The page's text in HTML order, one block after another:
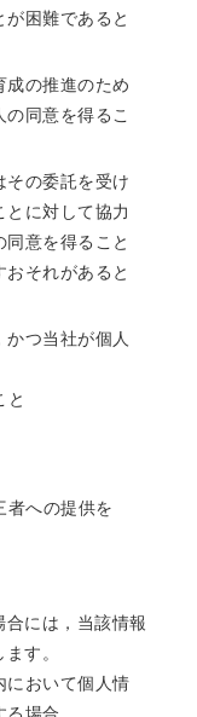
困難であると
成の推進のため
同意を得るこ
その委託を受け
とに対して協力
意を得ること
それがあると
つ当社が個人
と
者への提供を
には，当該情報
す。
において個人情